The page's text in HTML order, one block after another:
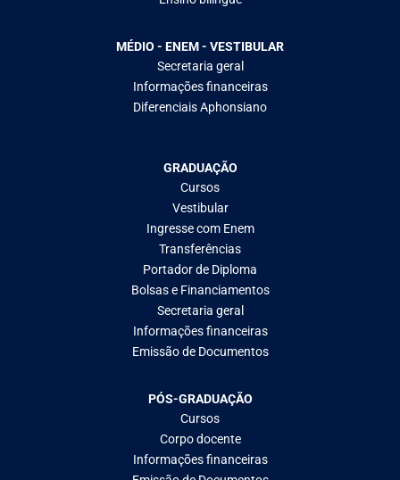
MÉDIO - ENEM - VESTIBULAR
Secretaria geral
Informações financeiras
Diferenciais Aphonsiano
GRADUAÇÃO
Cursos
Vestibular
Ingresse com Enem
Transferências
Portador de Diploma
Bolsas e Financiamentos
Secretaria geral
Informações financeiras
Emissão de Documentos
PÓS-GRADUAÇÃO
Cursos
Corpo docente
Informações financeiras